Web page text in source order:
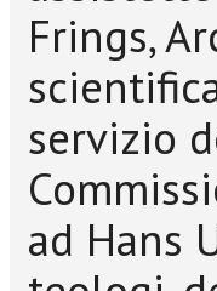
Frings,
servizio
ad Hans